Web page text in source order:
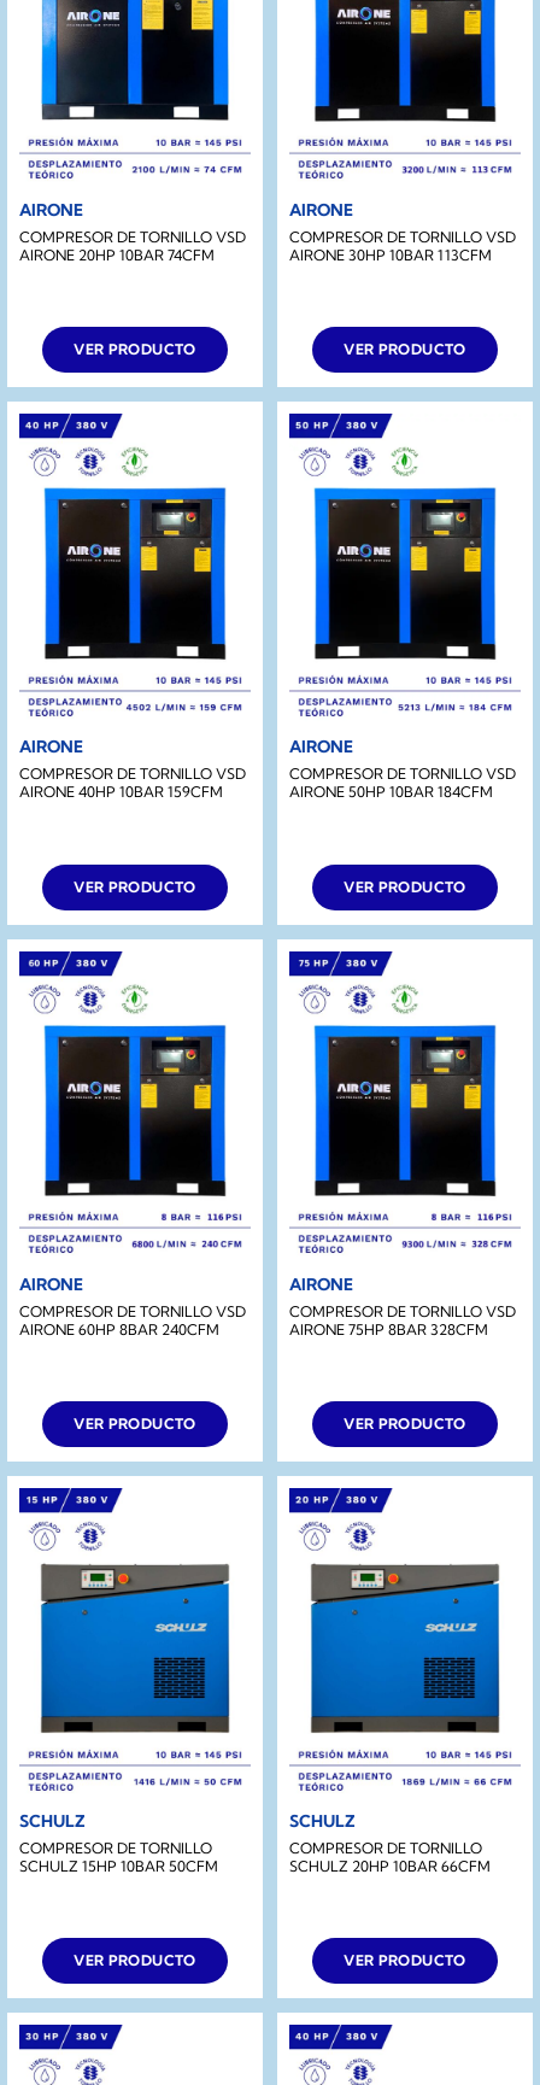
AIRONE
COMPRESOR DE TORNILLO VSD
AIRONE 20HP 10BAR 74CFM
VER PRODUCTO
AIRONE
COMPRESOR DE TORNILLO VSD
AIRONE 30HP 10BAR 113CFM
VER PRODUCTO
AIRONE
COMPRESOR DE TORNILLO VSD
AIRONE 40HP 10BAR 159CFM
VER PRODUCTO
AIRONE
COMPRESOR DE TORNILLO VSD
AIRONE 50HP 10BAR 184CFM
VER PRODUCTO
AIRONE
COMPRESOR DE TORNILLO VSD
AIRONE 60HP 8BAR 240CFM
VER PRODUCTO
AIRONE
COMPRESOR DE TORNILLO VSD
AIRONE 75HP 8BAR 328CFM
VER PRODUCTO
SCHULZ
COMPRESOR DE TORNILLO
SCHULZ 15HP 10BAR 50CFM
VER PRODUCTO
SCHULZ
COMPRESOR DE TORNILLO
SCHULZ 20HP 10BAR 66CFM
VER PRODUCTO